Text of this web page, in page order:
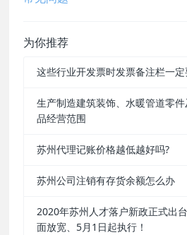
为你推荐
这些行业开发票时发票备注栏一
生产制造建筑装饰、水暖管道零
品经营范围
苏州代理记账价格越低越好吗?
苏州公司注销有存货余额怎么办
2020年苏州人才落户新政正式出
面放宽、5月1日起执行！